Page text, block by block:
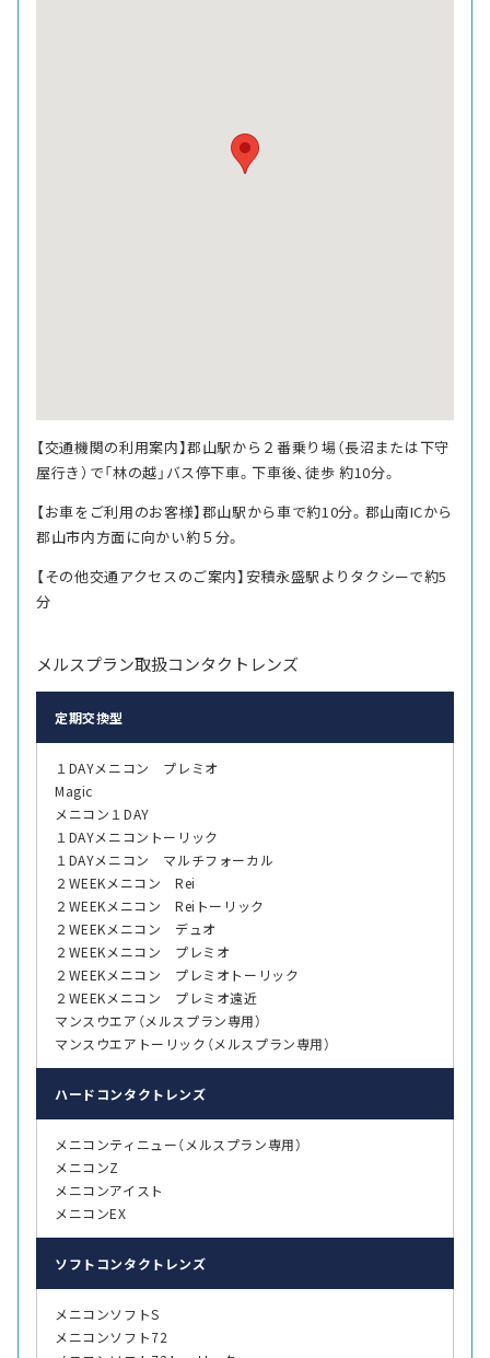
【交通機関の利用案内】郡山駅から２番乗り場（長沼または下守
屋行き）で「林の越」バス停下車。下車後、徒歩 約10分。
【お車をご利用のお客様】郡山駅から車で約10分。郡山南ICから
郡山市内方面に向かい約５分。
【その他交通アクセスのご案内】安積永盛駅よりタクシーで約5
分
メルスプラン取扱コンタクトレンズ
定期交換型
１DAYメニコン プレミオ
Magic
メニコン１DAY
１DAYメニコントーリック
１DAYメニコン マルチフォーカル
２WEEKメニコン Rei
２WEEKメニコン Reiトーリック
２WEEKメニコン デュオ
２WEEKメニコン プレミオ
２WEEKメニコン プレミオトーリック
２WEEKメニコン プレミオ遠近
マンスウエア（メルスプラン専用）
マンスウエアトーリック（メルスプラン専用）
ハード コンタクトレンズ
メニコンティニュー（メルスプラン専用）
メニコンZ
メニコンアイスト
メニコンEX
ソフト コンタクトレンズ
メニコンソフトS
メニコンソフト72